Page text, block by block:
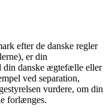
efter de danske regler
er din
din danske ægtefælle eller
ved separation,
vurdere, om din
forlænges.